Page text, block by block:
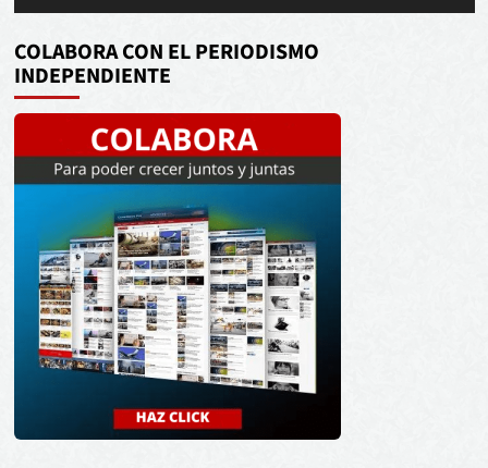
de
audio
COLABORA CON EL PERIODISMO
INDEPENDIENTE